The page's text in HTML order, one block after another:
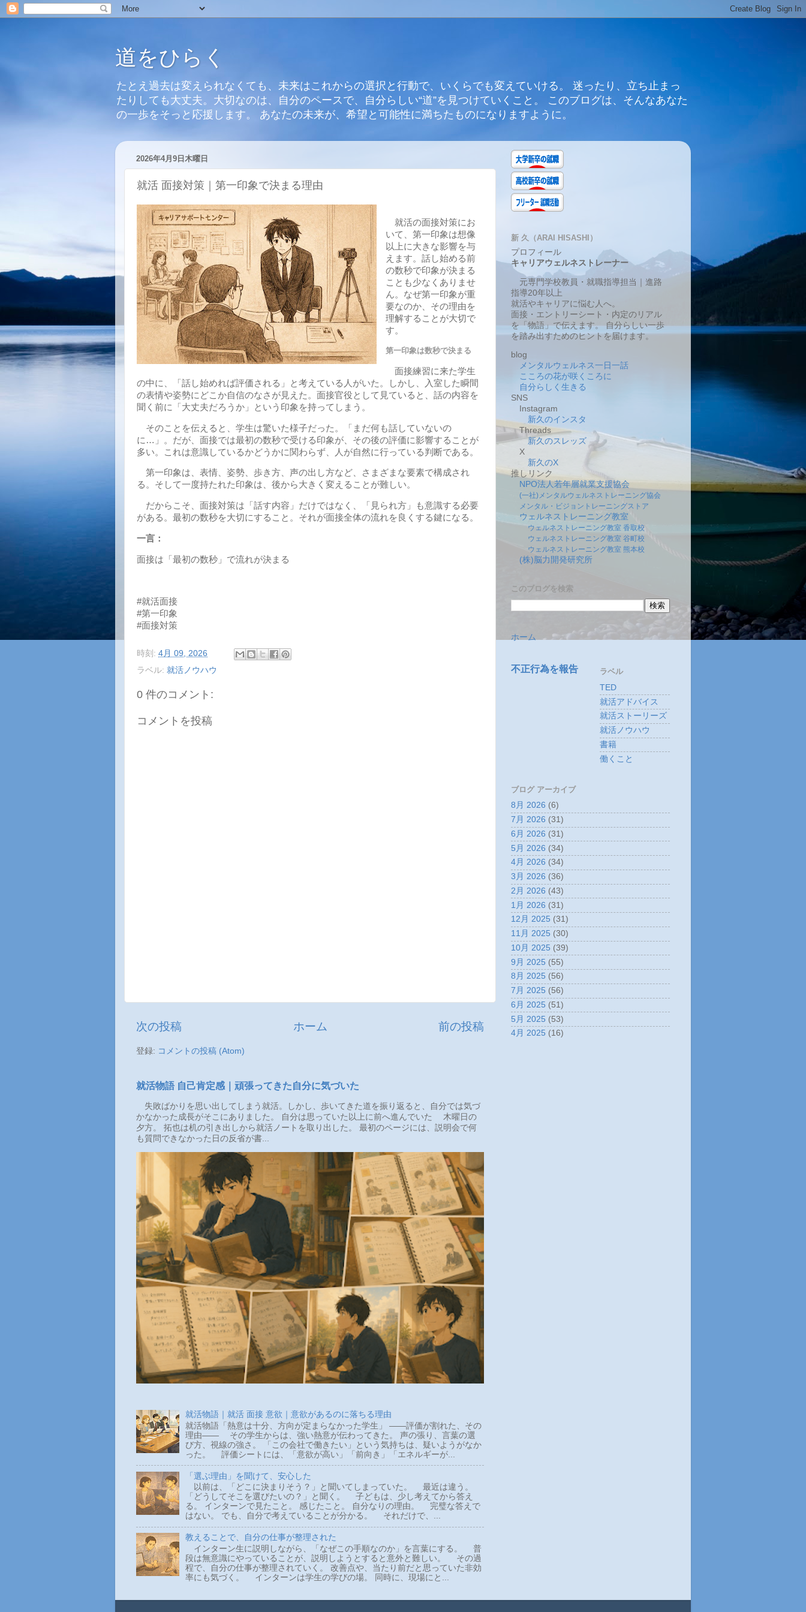
道をひらく
たとえ過去は変えられなくても、未来はこれからの選択と行動で、いくらでも変えていける。 迷ったり、立ち止まっ
たりしても大丈夫。大切なのは、自分のペースで、自分らしい“道”を見つけていくこと。 このブログは、そんなあなた
の一歩をそっと応援します。 あなたの未来が、希望と可能性に満ちたものになりますように。
2026年4月9日木曜日
就活 面接対策｜第一印象で決まる理由
就活の面接対策にお
いて、第一印象は想像
以上に大きな影響を与
えます。話し始める前
の数秒で印象が決まる
ことも少なくありませ
ん。なぜ第一印象が重
要なのか、その理由を
理解することが大切で
す。
第一印象は数秒で決まる
面接練習に来た学生
の中に、「話し始めれば評価される」と考えている人がいた。しかし、入室した瞬間
の表情や姿勢にどこか自信のなさが見えた。面接官役として見ていると、話の内容を
聞く前に「大丈夫だろうか」という印象を持ってしまう。
そのことを伝えると、学生は驚いた様子だった。「まだ何も話していないの
に…」。だが、面接では最初の数秒で受ける印象が、その後の評価に影響することが
多い。これは意識しているかどうかに関わらず、人が自然に行っている判断である。
第一印象は、表情、姿勢、歩き方、声の出し方など、さまざまな要素で構成され
る。そして一度持たれた印象は、後から大きく変えることが難しい。
だからこそ、面接対策は「話す内容」だけではなく、「見られ方」も意識する必要
がある。最初の数秒を大切にすること。それが面接全体の流れを良くする鍵になる。
一言：
面接は「最初の数秒」で流れが決まる
#就活面接
#第一印象
#面接対策
時刻: 4月 09, 2026
ラベル: 就活ノウハウ
0 件のコメント:
コメントを投稿
次の投稿 前の投稿
ホーム
登録: コメントの投稿 (Atom)
就活物語 自己肯定感｜頑張ってきた自分に気づいた
失敗ばかりを思い出してしまう就活。しかし、歩いてきた道を振り返ると、自分では気づ
かなかった成長がそこにありました。 自分は思っていた以上に前へ進んでいた 木曜日の
夕方。 拓也は机の引き出しから就活ノートを取り出した。 最初のページには、説明会で何
も質問できなかった日の反省が書...
就活物語｜就活 面接 意欲｜意欲があるのに落ちる理由
就活物語「熱意は十分、方向が定まらなかった学生」 ――評価が割れた、その
理由―― その学生からは、強い熱意が伝わってきた。 声の張り、言葉の選
び方、視線の強さ。 「この会社で働きたい」という気持ちは、疑いようがなか
った。 評価シートには、「意欲が高い」「前向き」「エネルギーが...
「選ぶ理由」を聞けて、安心した
以前は、「どこに決まりそう？」と聞いてしまっていた。 最近は違う。
「どうしてそこを選びたいの？」と聞く。 子どもは、少し考えてから答え
る。 インターンで見たこと。 感じたこと。 自分なりの理由。 完璧な答えで
はない。 でも、自分で考えていることが分かる。 それだけで、...
教えることで、自分の仕事が整理された
インターン生に説明しながら、「なぜこの手順なのか」を言葉にする。 普
段は無意識にやっていることが、説明しようとすると意外と難しい。 その過
程で、自分の仕事が整理されていく。 改善点や、当たり前だと思っていた非効
率にも気づく。 インターンは学生の学びの場。 同時に、現場にと...
新 久（ARAI HISASHI）
プロフィール
キャリアウェルネストレーナー
元専門学校教員・就職指導担当｜進路
指導20年以上
就活やキャリアに悩む人へ。
面接・エントリーシート・内定のリアル
を「物語」で伝えます。 自分らしい一歩
を踏み出すためのヒントを届けます。
blog
メンタルウェルネス一日一話
こころの花が咲くころに
自分らしく生きる
SNS
Instagram
新久のインスタ
Threads
新久のスレッズ
X
新久のX
推しリンク
NPO法人若年層就業支援協会
(一社)メンタルウェルネストレーニング協会
メンタル・ビジョントレーニングストア
ウェルネストレーニング教室
ウェルネストレーニング教室 香取校
ウェルネストレーニング教室 谷町校
ウェルネストレーニング教室 熊本校
(株)脳力開発研究所
このブログを検索
ホーム
不正行為を報告
ラベル
TED
就活アドバイス
就活ストーリーズ
就活ノウハウ
書籍
働くこと
ブログ アーカイブ
8月 2026 (6)
7月 2026 (31)
6月 2026 (31)
5月 2026 (34)
4月 2026 (34)
3月 2026 (36)
2月 2026 (43)
1月 2026 (31)
12月 2025 (31)
11月 2025 (30)
10月 2025 (39)
9月 2025 (55)
8月 2025 (56)
7月 2025 (56)
6月 2025 (51)
5月 2025 (53)
4月 2025 (16)